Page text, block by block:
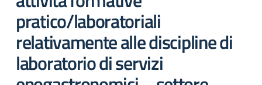
pratico/laboratoriali
relativamente alle discipline di
laboratorio di servizi